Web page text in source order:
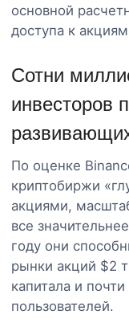
основной
доступа к
Сотни
инвесторов
По оценке
криптобиржи
акциями,
все
году они
рынки акций $2
капитала и
пользователей.